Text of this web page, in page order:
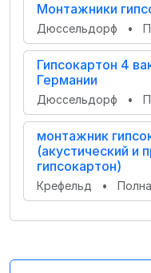
Монтажники
Дюссельдорф •
Гипсокартон 4
Германии
Дюссельдорф •
монтажник
(акустический и
гипсокартон)
Крефельд •